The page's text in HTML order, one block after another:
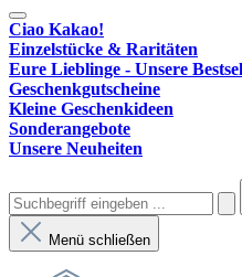
Ciao Kakao!
Einzelstücke & Raritäten
Eure Lieblinge - Unsere
Geschenkgutscheine
Kleine Geschenkideen
Sonderangebote
Unsere Neuheiten
Menü schließen